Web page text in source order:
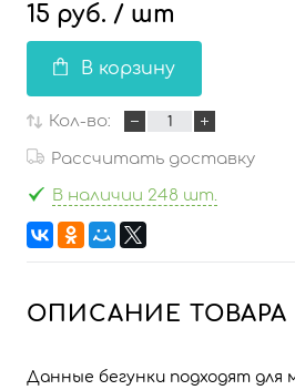
15 руб. / шт
В корзину
Кол-во:
Рассчитать доставку
В наличии 248 шт.
ОПИСАНИЕ ТОВАРА
Данные бегунки подходят для